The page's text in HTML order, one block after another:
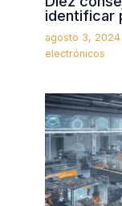
identificar
agosto 3, 2024
electrónicos